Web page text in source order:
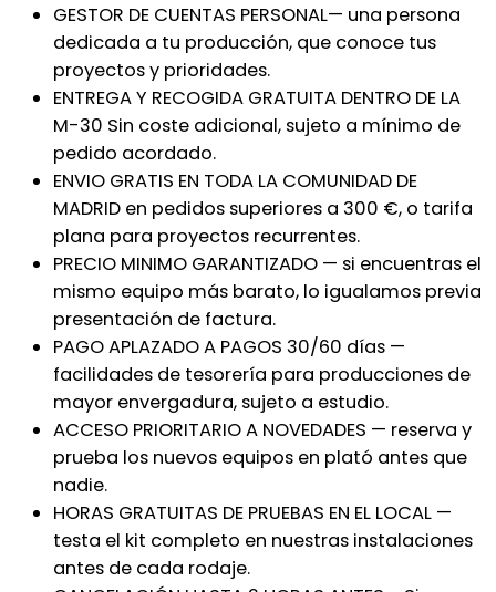
GESTOR DE CUENTAS PERSONAL— una persona
dedicada a tu producción, que conoce tus
proyectos y prioridades.
ENTREGA Y RECOGIDA GRATUITA DENTRO DE LA
M-30 Sin coste adicional, sujeto a mínimo de
pedido acordado.
ENVIO GRATIS EN TODA LA COMUNIDAD DE
MADRID en pedidos superiores a 300 €, o tarifa
plana para proyectos recurrentes.
PRECIO MINIMO GARANTIZADO — si encuentras el
mismo equipo más barato, lo igualamos previa
presentación de factura.
PAGO APLAZADO A PAGOS 30/60 días —
facilidades de tesorería para producciones de
mayor envergadura, sujeto a estudio.
ACCESO PRIORITARIO A NOVEDADES — reserva y
prueba los nuevos equipos en plató antes que
nadie.
HORAS GRATUITAS DE PRUEBAS EN EL LOCAL —
testa el kit completo en nuestras instalaciones
antes de cada rodaje.